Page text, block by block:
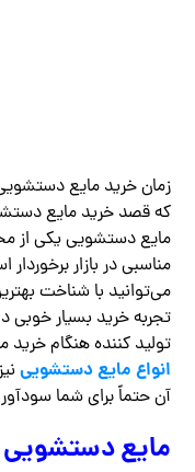
زمان خرید مایع
که قصد خرید مایع
مایع دستشویی یکی از
مناسبی در بازار
می‌توانید با شناخت
تجربه خرید بسیار خوبی
تولید کننده هنگام
انواع مایع دستشویی
آن حتماً برای شما
مایع دستشویی